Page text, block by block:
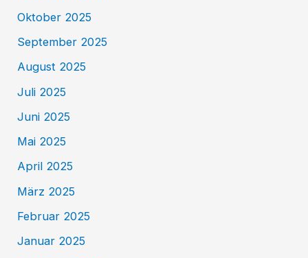
Oktober 2025
September 2025
August 2025
Juli 2025
Juni 2025
Mai 2025
April 2025
März 2025
Februar 2025
Januar 2025